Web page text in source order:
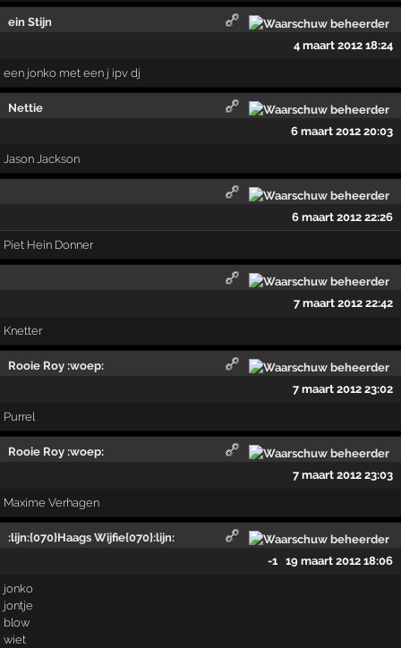
ein Stijn
4 maart 2012 18:24
een jonko met een j ipv dj
Nettie
6 maart 2012 20:03
Jason Jackson
6 maart 2012 22:26
Piet Hein Donner
7 maart 2012 22:42
Knetter
Rooie Roy :woep:
7 maart 2012 23:02
Purrel
Rooie Roy :woep:
7 maart 2012 23:03
Maxime Verhagen
:lijn:{070}Haags Wijfie{070}:lijn:
-1
19 maart 2012 18:06
jonko
jontje
blow
wiet